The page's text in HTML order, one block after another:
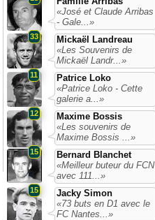
«José et Claude Arribas
- Gale...»
33
Mickaël Landreau
«Les Souvenirs de
Mickaël Landr...»
11
Patrice Loko
«Patrice Loko - Cette
galerie a...»
12
Maxime Bossis
«Les souvenirs de
Maxime Bossis ...»
15
Bernard Blanchet
«Meilleur buteur du FCN
avec 111...»
15
Jacky Simon
«73 buts en D1 avec le
FC Nantes...»